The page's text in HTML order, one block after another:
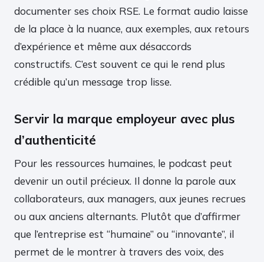
documenter ses choix RSE. Le format audio laisse
de la place à la nuance, aux exemples, aux retours
d’expérience et même aux désaccords
constructifs. C’est souvent ce qui le rend plus
crédible qu’un message trop lisse.
Servir la marque employeur avec plus
d’authenticité
Pour les ressources humaines, le podcast peut
devenir un outil précieux. Il donne la parole aux
collaborateurs, aux managers, aux jeunes recrues
ou aux anciens alternants. Plutôt que d’affirmer
que l’entreprise est “humaine” ou “innovante”, il
permet de le montrer à travers des voix, des